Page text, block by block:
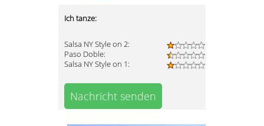
Ich tanze:
Salsa NY Style on 2:
Paso Doble:
Salsa NY Style on 1:
Nachricht senden